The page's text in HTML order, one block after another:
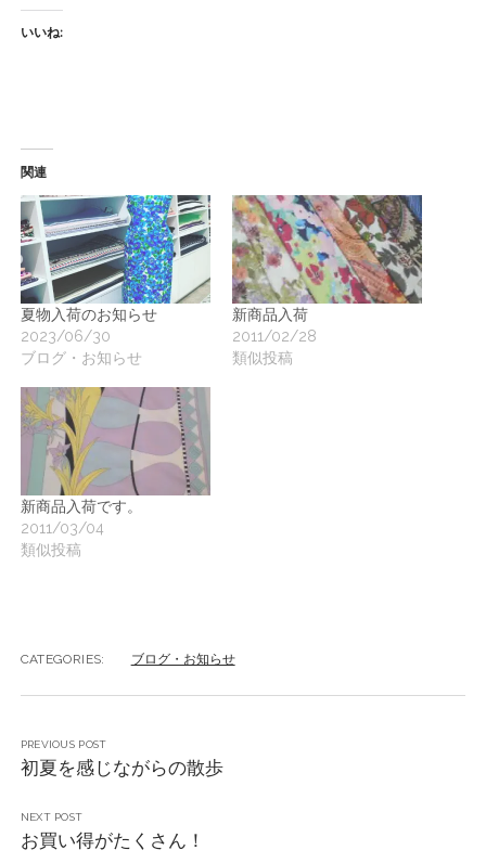
いいね:
関連
夏物入荷のお知らせ
2023/06/30
ブログ・お知らせ
新商品入荷
2011/02/28
類似投稿
新商品入荷です。
2011/03/04
類似投稿
CATEGORIES: ブログ・お知らせ
PREVIOUS POST
初夏を感じながらの散歩
NEXT POST
お買い得がたくさん！